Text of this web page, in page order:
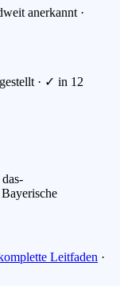
anerkannt ·
· ✓ in 12
Leitfaden ·